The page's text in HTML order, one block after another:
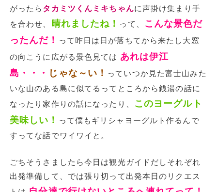
がったら タカミツくんミキちゃんに声掛け集まり手
を合わせ、
晴れましたね！ って、
こんな景色だ
ったんだ！
って昨日は日が落ちてから来たし大窓
の向こうに広がる景色見ては あれは伊江
島・・・ じゃな～い！ っていつか見た富士山みた
いな山のある島に似てるってところから銭湯の話に
なったり家作りの話になったり、
このヨーグルト
美味しい！
って僕もギリシャヨーグルト作るんで
すってな話でワイワイと。
ごちそうさましたら今日は観光ガイドだしそれぞれ
出発準備して、では張り切って出発本日のリクエス